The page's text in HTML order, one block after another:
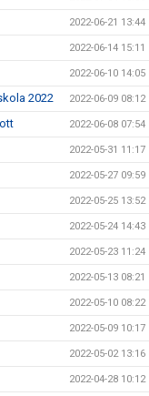
2022-06-21 13:44
2022-06-14 15:11
2022-06-10 14:05
2022 2022-06-09 08:12
2022-06-08 07:54
2022-05-31 11:17
2022-05-27 09:59
2022-05-25 13:52
2022-05-24 14:43
2022-05-23 11:24
2022-05-13 08:21
2022-05-10 08:22
2022-05-09 10:17
2022-05-02 13:16
2022-04-28 10:12